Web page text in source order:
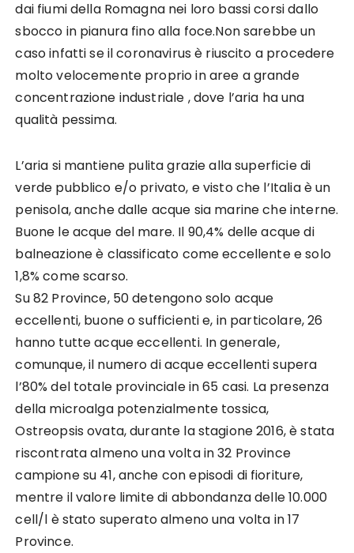
dai fiumi della Romagna nei loro bassi corsi dallo
sbocco in pianura fino alla foce.Non sarebbe un
caso infatti se il coronavirus è riuscito a procedere
molto velocemente proprio in aree a grande
concentrazione industriale , dove l’aria ha una
qualità pessima.
L’aria si mantiene pulita grazie alla superficie di
verde pubblico e/o privato, e visto che l’Italia è un
penisola, anche dalle acque sia marine che interne.
Buone le acque del mare. Il 90,4% delle acque di
balneazione è classificato come eccellente e solo
1,8% come scarso.
Su 82 Province, 50 detengono solo acque
eccellenti, buone o sufficienti e, in particolare, 26
hanno tutte acque eccellenti. In generale,
comunque, il numero di acque eccellenti supera
l’80% del totale provinciale in 65 casi. La presenza
della microalga potenzialmente tossica,
Ostreopsis ovata, durante la stagione 2016, è stata
riscontrata almeno una volta in 32 Province
campione su 41, anche con episodi di fioriture,
mentre il valore limite di abbondanza delle 10.000
cell/l è stato superato almeno una volta in 17
Province.